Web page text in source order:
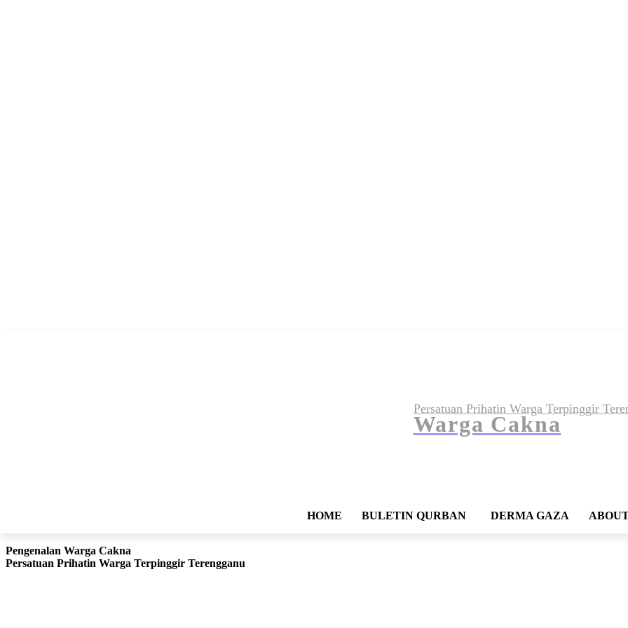
Persatuan Prihatin Warga Terpinggir
Warga Cakna
HOME BULETIN QURBAN DERMA GAZA
Pengenalan Warga Cakna
Persatuan Prihatin Warga Terpinggir Terengganu